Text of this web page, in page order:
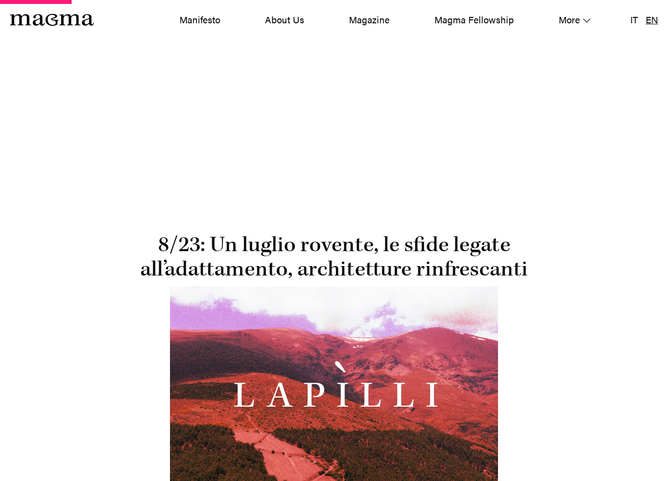
Manifesto About Us Magazine Magma Fellowship More IT EN
8/23: Un luglio rovente, le sfide legate
all’adattamento, architetture rinfrescanti